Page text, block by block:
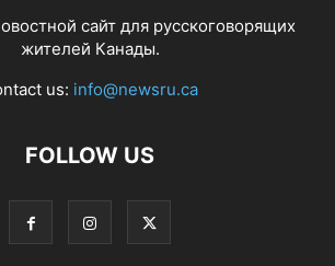
сайт для русскоговорящих
жителей Канады.
us: info@newsru.ca
FOLLOW US